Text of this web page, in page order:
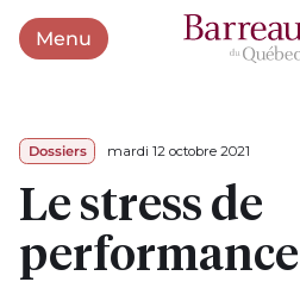
MenuOuvrir le menu
Dossiers mardi 12 octobre 2021
Le stress de
performance